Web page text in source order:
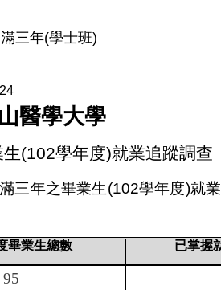
三年(學士班)
醫學大學
(102學年度)就業追蹤調查
三年之畢業生(102學年度)就業
畢業生總數 已掌握
95